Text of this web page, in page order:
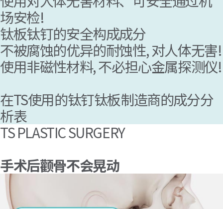
钛板 - 将颧骨对位牢牢固定防止骨错
场安检!
钛板钛钉的安全构成成分
不被腐蚀的优异的耐蚀性, 对人体无害!
使用非磁性材料, 不必担心金属探测仪!
Description: C.P. Titanium .0236” X
Heat Number : EMR7J14
在TS使用的钛钉钛板制造商的成分分
析表
TS PLASTIC SURGERY
手术后颧骨不会晃动